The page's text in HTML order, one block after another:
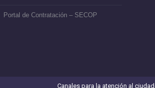
Portal de Contratación – SECOP
Canales para la atención al